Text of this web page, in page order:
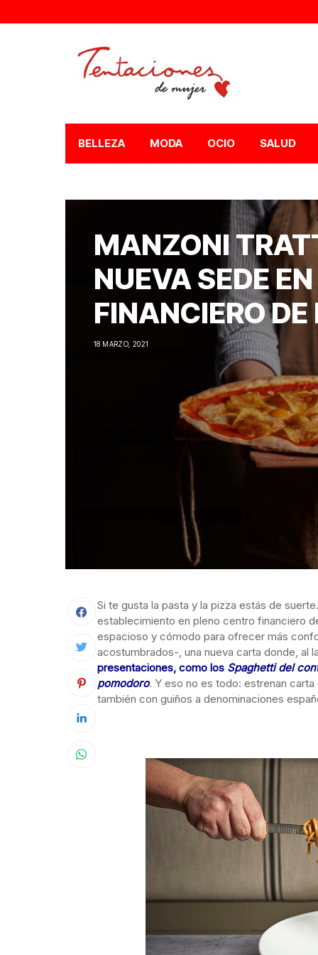
BELLEZA MODA OCIO SALUD
MANZONI
NUEVA SEDE
FINANCIERO
18 MARZO, 2021
Si te gusta la pasta y la pizza estás de
establecimiento en pleno centro financiero
espacioso y cómodo para ofrecer más
acostumbrados-, una nueva carta donde, al
presentaciones, como los Spaghetti del
pomodoro. Y eso no es todo: estrenan
también con guiños a denominaciones